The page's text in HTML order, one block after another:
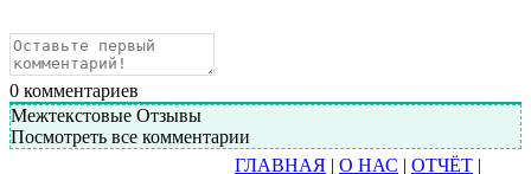
0 комментариев
Межтекстовые Отзывы
Посмотреть все комментарии
ГЛАВНАЯ | О НАС | ОТЧЁТ |